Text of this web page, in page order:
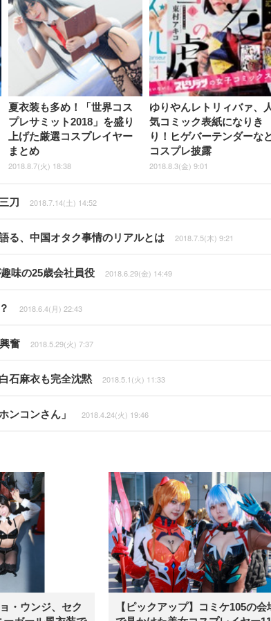
夏衣装も多め！「世界コス
プレサミット2018」を盛り
上げた厳選コスプレイヤー
まとめ
2018.8.7(火) 18:38
ゆりやんレトリィバァ、
気コミック表紙になりき
り！ヒゲバーテンダーな
コスプレ披露
2018.8.3(金) 9:01
刀 2018.7.14(土) 14:52
る、中国オタク事情のリアルとは 2018.7.5(木) 9:21
味の25歳会社員役 2018.6.29(金) 14:49
2018.6.4(月) 22:43
奮 2018.5.29(火) 7:37
石麻衣も完全沈黙 2018.5.1(火) 11:33
ンコンさん」 2018.4.24(火) 19:46
・ウンジ、セク
【ピックアップ】コミケ105の会